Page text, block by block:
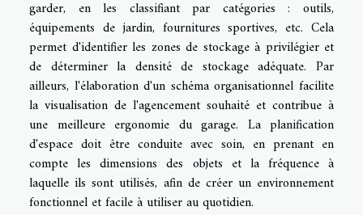
garder, en les classifiant par catégories : outils,
équipements de jardin, fournitures sportives, etc. Cela
permet d'identifier les zones de stockage à privilégier et
de déterminer la densité de stockage adéquate. Par
ailleurs, l'élaboration d'un schéma organisationnel facilite
la visualisation de l'agencement souhaité et contribue à
une meilleure ergonomie du garage. La planification
d'espace doit être conduite avec soin, en prenant en
compte les dimensions des objets et la fréquence à
laquelle ils sont utilisés, afin de créer un environnement
fonctionnel et facile à utiliser au quotidien.